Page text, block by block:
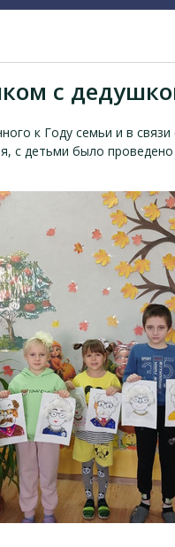
с
к Году семьи и в
с детьми было